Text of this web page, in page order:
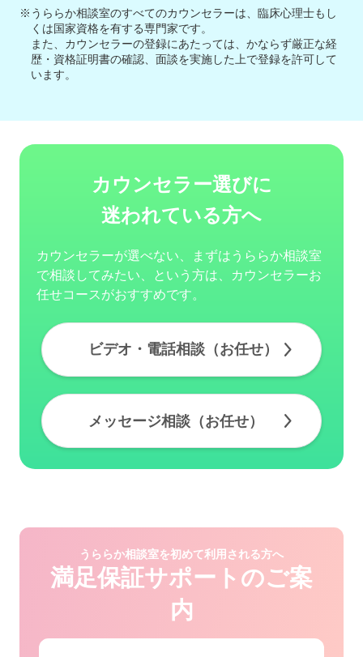
※うららか相談室のすべてのカウンセラーは、臨床心理士もし
くは国家資格を有する専門家です。
また、カウンセラーの登録にあたっては、かならず厳正な経
歴・資格証明書の確認、面談を実施した上で登録を許可して
います。
カウンセラー選びに
迷われている方へ
カウンセラーが選べない、まずはうららか相談室
で相談してみたい、という方は、カウンセラーお
任せコースがおすすめです。
ビデオ・電話相談（お任せ）
メッセージ相談（お任せ）
うららか相談室を初めて利用される方へ
満足保証サポートのご案
内